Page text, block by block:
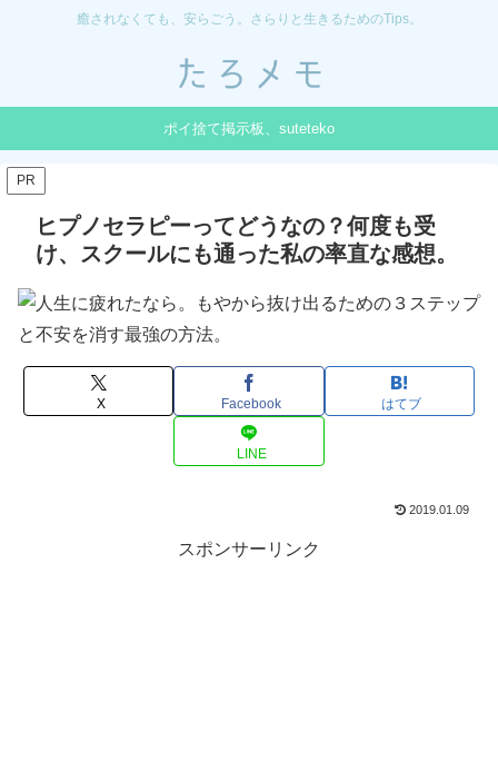
癒されなくても、安らごう。さらりと生きるためのTips。
ポイ捨て掲示板、suteteko
PR
ヒプノセラピーってどうなの？何度も受
け、スクールにも通った私の率直な感想。
X Facebook はてブ
LINE
2019.01.09
スポンサーリンク